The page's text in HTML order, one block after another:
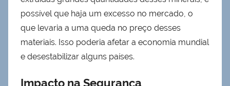
possível que haja um excesso no mercado, o
que levaria a uma queda no preço desses
materiais. Isso poderia afetar a economia mundial
e desestabilizar alguns países.
Impacto na Segurança